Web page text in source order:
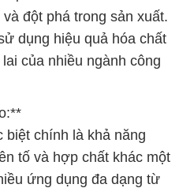
đột phá trong sản xuất.
dụng hiệu quả hóa chất
của nhiều ngành công
biệt chính là khả năng
tố và hợp chất khác một
ứng dụng đa dạng từ